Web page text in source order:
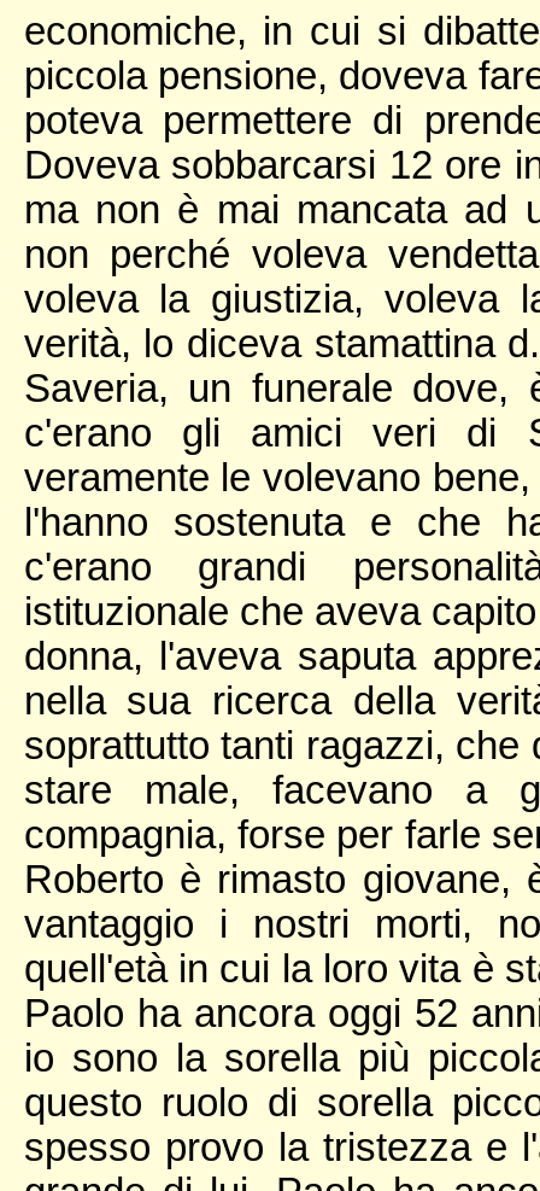
economiche, in cui si
piccola pensione, doveva
poteva permettere di
Doveva sobbarcarsi 12 ore
ma non è mai mancata ad
non perché voleva
voleva la giustizia, voleva
verità, lo diceva stamattina
Saveria, un funerale
c'erano gli amici veri di
veramente le volevano
l'hanno sostenuta e che
c'erano grandi
istituzionale che aveva
donna, l'aveva saputa
nella sua ricerca della
soprattutto tanti ragazzi,
stare male, facevano a
compagnia, forse per farle
Roberto è rimasto giovane,
vantaggio i nostri morti,
quell'età in cui la loro vita è
Paolo ha ancora oggi 52
io sono la sorella più
questo ruolo di sorella
spesso provo la tristezza e